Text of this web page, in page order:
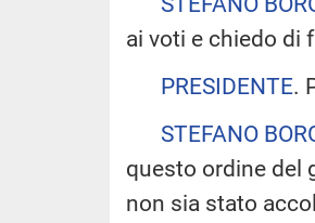
ai voti e chiedo di
PRESIDENTE.
STEFANO
questo ordine del
non sia stato